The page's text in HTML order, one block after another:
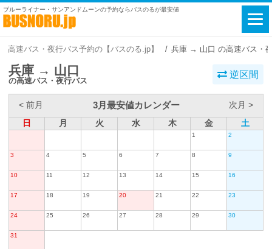
ブルーライナー・サンアンドムーンの予約ならバスのるが最安値
高速バス・夜行バス予約の【バスのる.jp】 兵庫 → 山口 の高速バス・
兵庫 → 山口
の高速バス・夜行バス
逆区間
< 前月 3月最安値カレンダー
次月 >
日
月 火 水 木 金 土
1 2
3 4 5 6 7 8 9
10 11 12 13 14 15 16
17 18 19 20 21 22 23
24 25 26 27 28 29 30
31